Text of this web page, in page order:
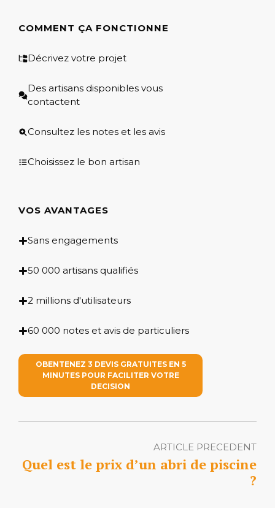
COMMENT ÇA FONCTIONNE
Décrivez votre projet
Des artisans disponibles vous
contactent
Consultez les notes et les avis
Choisissez le bon artisan
VOS AVANTAGES
Sans engagements
50 000 artisans qualifiés
2 millions d'utilisateurs
60 000 notes et avis de particuliers
OBENTENEZ 3 DEVIS GRATUITES EN 5
MINUTES POUR FACILITER VOTRE
DECISION
ARTICLE PRECEDENT
Quel est le prix d’un abri de piscine
?